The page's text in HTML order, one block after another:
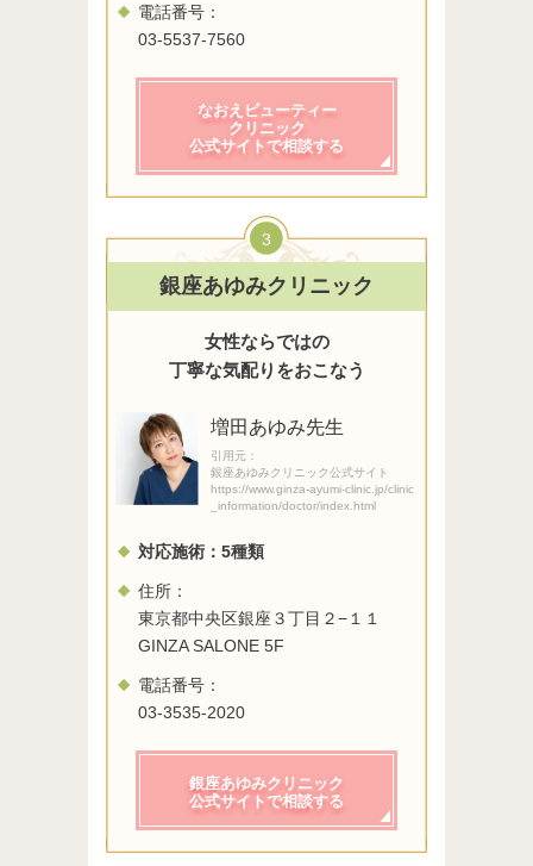
電話番号：
03-5537-7560
なおえビューティー
クリニック
公式サイトで相談する
3
銀座あゆみクリニック
女性ならではの
丁寧な気配りをおこなう
増田あゆみ先生
引用元：
銀座あゆみクリニック公式サイト
https://www.ginza-ayumi-clinic.jp/clinic
_information/doctor/index.html
対応施術： 5種類
住所：
東京都中央区銀座３丁目２−１１
GINZA SALONE 5F
電話番号：
03-3535-2020
銀座あゆみクリニック
公式サイトで相談する